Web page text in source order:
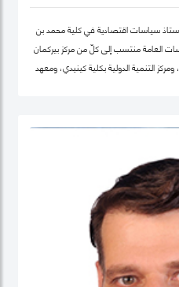
سياسات اقتصادية في كلية محمد بن
العامة منتسب إلى كلّ من مركز بيركمان
التنمية الدولية بكلية كينيدي، ومعهد
مجال الذكاء الاصطناعي، بما في ذلك Nexus FrontierTech، ومؤسسة AI Native ،